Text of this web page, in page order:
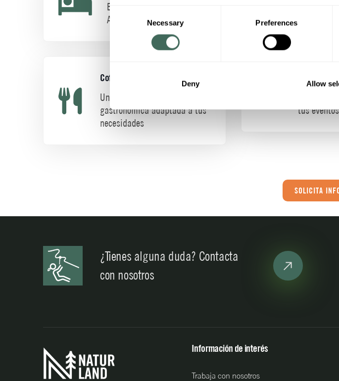
Consent
Selection
Necessary Preferences
Deny Allow
Borda de Conangle y
Albergue.
Coffebreak y restaurantes
Una amplia oferta
gastrónomica adaptada a tus
necesidades
Entorno
tus eventos
SOLICITA
¿Tienes alguna duda? Contacta
con nosotros
Información de interés
Trabaja con nosotros